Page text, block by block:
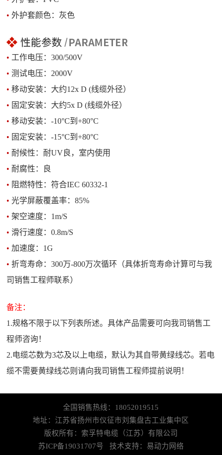
•外护套颜色：灰色
• 工作电压：300/500V
•测试电压：2000V
•移动安装：大约12x D (线缆外径）
• 固定安装：大约5x D (线缆外径）
•移动安装：-10°C到+80°C
• 固定安装：-15°C到+80°C
• 耐候性：耐UV良，室内使用
• 耐腐性：良
• 阻燃特性：符合IEC 60332-1
•光学屏蔽覆盖率：85%
•架空速度：1m/S
• 滑行速度：0.8m/S
•加速度：1G
•折弯寿命：300万-800万次循环（具体折弯寿命计算可与我
司销售工程师联系）
备注：
1.规格不限于以下列表所述。具体产品需要可向我司销售工
程师咨询！
2.电缆芯数为3芯及以上电缆，默认为其自带黄绿线芯。若电
缆不需要黄绿线芯则请向我司销售工程师提前说明！
全国销售热线：18052019515
地址：江苏省扬州市仪征市刘集盘古工业集中区
版权所有：索孚特电缆（江苏）有限公司
苏ICP备19031707号 技术支持： 易动力网络